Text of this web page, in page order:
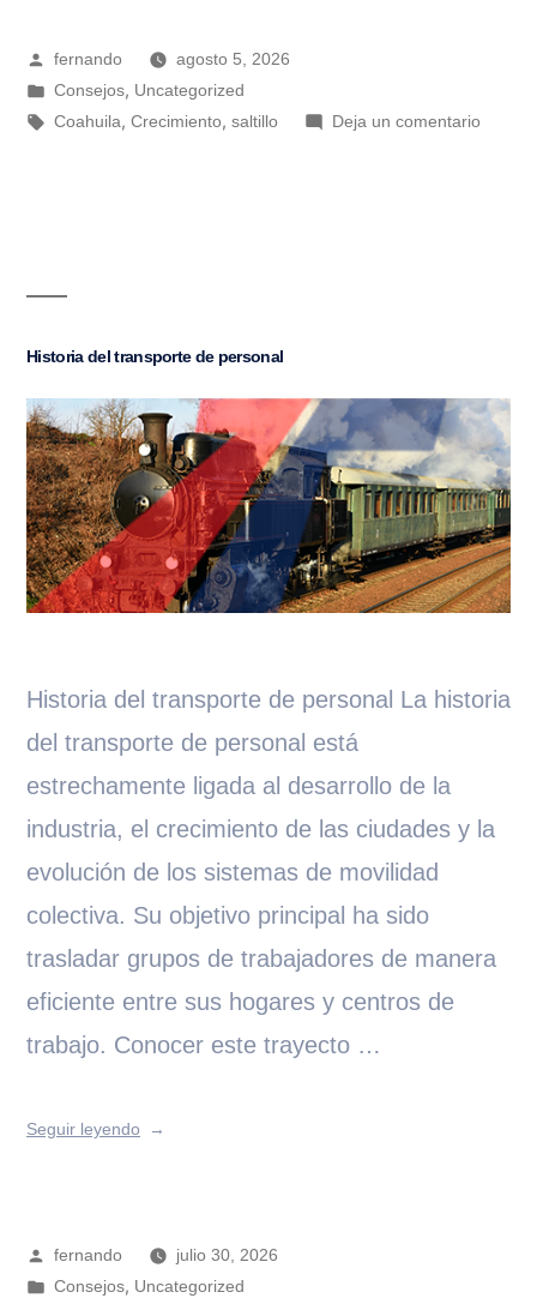
fernando
agosto 5, 2026
Consejos, Uncategorized
Coahuila,Crecimiento,saltillo Deja un comentario
Historia del transporte de personal
Historia del transporte de personal La historia
del transporte de personal está
estrechamente ligada al desarrollo de la
industria, el crecimiento de las ciudades y la
evolución de los sistemas de movilidad
colectiva. Su objetivo principal ha sido
trasladar grupos de trabajadores de manera
eficiente entre sus hogares y centros de
trabajo. Conocer este trayecto …
Seguir leyendo
fernando
julio 30, 2026
Consejos, Uncategorized